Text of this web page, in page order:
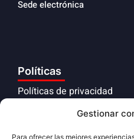
Gestionar
Para ofrecer las mejores
Sede electrónica
Políticas
Políticas de privacidad